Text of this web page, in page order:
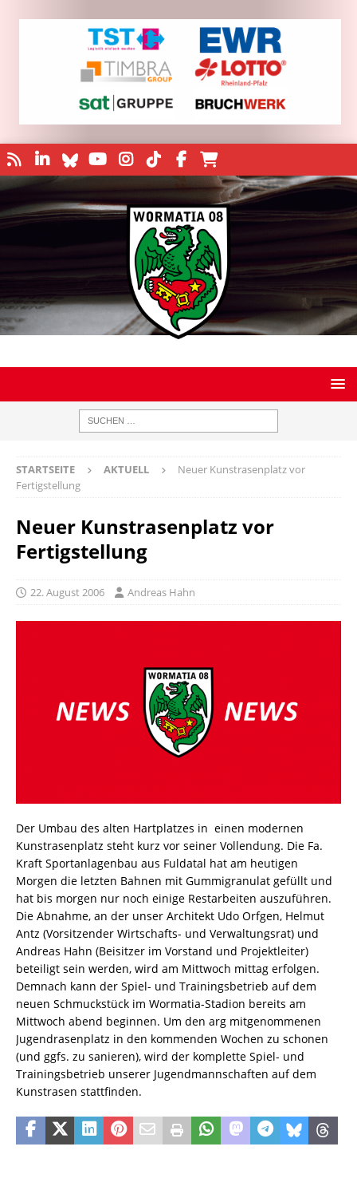
STARTSEITE AKTUELL
Neuer Kunstrasenplatz vor
Fertigstellung
Neuer Kunstrasenplatz vor
Fertigstellung
22. August 2006 Andreas Hahn
Der Umbau des alten Hartplatzes in einen modernen
Kunstrasenplatz steht kurz vor seiner Vollendung. Die Fa.
Kraft Sportanlagenbau aus Fuldatal hat am heutigen
Morgen die letzten Bahnen mit Gummigranulat gefüllt und
hat bis morgen nur noch einige Restarbeiten auszuführen.
Die Abnahme, an der unser Architekt Udo Orfgen, Helmut
Antz (Vorsitzender Wirtschafts- und Verwaltungsrat) und
Andreas Hahn (Beisitzer im Vorstand und Projektleiter)
beteiligt sein werden, wird am Mittwoch mittag erfolgen.
Demnach kann der Spiel- und Trainingsbetrieb auf dem
neuen Schmuckstück im Wormatia-Stadion bereits am
Mittwoch abend beginnen. Um den arg mitgenommenen
Jugendrasenplatz in den kommenden Wochen zu schonen
(und ggfs. zu sanieren), wird der komplette Spiel- und
Trainingsbetrieb unserer Jugendmannschaften auf dem
Kunstrasen stattfinden.